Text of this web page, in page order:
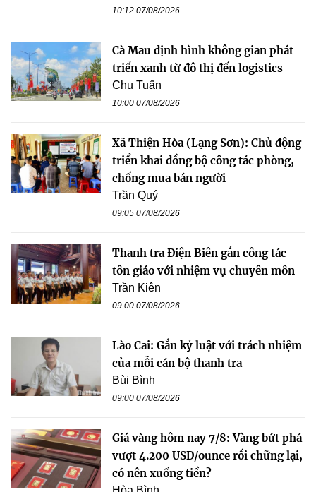
10:12 07/08/2026
Cà Mau định hình không gian phát
triển xanh từ đô thị đến logistics
Chu Tuấn
10:00 07/08/2026
Xã Thiện Hòa (Lạng Sơn): Chủ động
triển khai đồng bộ công tác phòng,
chống mua bán người
Trần Quý
09:05 07/08/2026
Thanh tra Điện Biên gắn công tác
tôn giáo với nhiệm vụ chuyên môn
Trần Kiên
09:00 07/08/2026
Lào Cai: Gắn kỷ luật với trách nhiệm
của mỗi cán bộ thanh tra
Bùi Bình
09:00 07/08/2026
Giá vàng hôm nay 7/8: Vàng bứt phá
vượt 4.200 USD/ounce rồi chững lại,
có nên xuống tiền?